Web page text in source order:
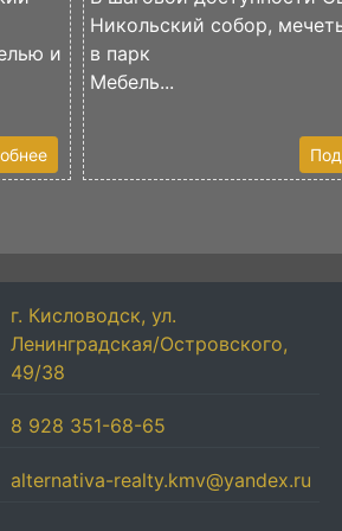
и
Никольский собор,
в парк
Мебель...
г. Кисловодск, ул.
Ленинградская/Островского,
49/38
8 928 351-68-65
alternativa-realty.kmv@yandex.ru